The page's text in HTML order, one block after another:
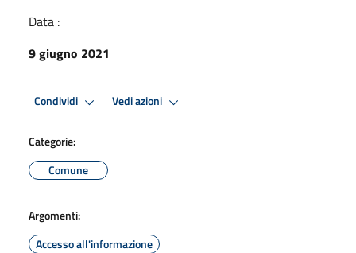
Data :
9 giugno 2021
Condividi Vedi azioni
Categorie:
Comune
Argomenti:
Accesso all'informazione